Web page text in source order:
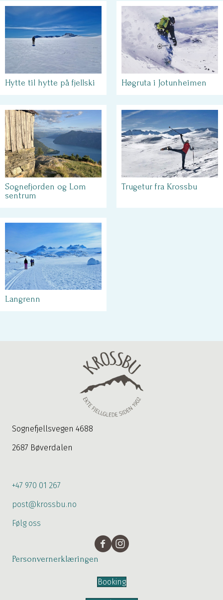
Hytte til hytte på fjellski Høgruta i Jotunheimen
Sognefjorden og Lom
sentrum
Trugetur fra Krossbu
Langrenn
Sognefjellsvegen 4688
2687 Bøverdalen
+47 970 01 267
post@krossbu.no
Følg oss
Personvernerklæringen
Booking